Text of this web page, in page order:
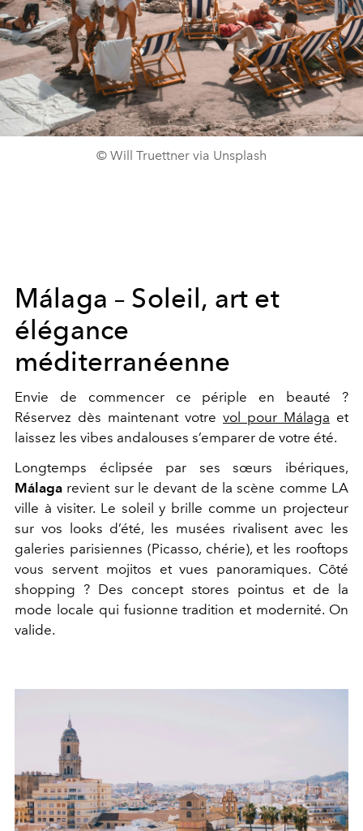
© Will Truettner via Unsplash
Málaga – Soleil, art et
élégance
méditerranéenne
Envie de commencer ce périple en beauté ?
Réservez dès maintenant votre vol pour Málaga et
laissez les vibes andalouses s’emparer de votre été.
Longtemps éclipsée par ses sœurs ibériques,
Málaga revient sur le devant de la scène comme LA
ville à visiter. Le soleil y brille comme un projecteur
sur vos looks d’été, les musées rivalisent avec les
galeries parisiennes (Picasso, chérie), et les rooftops
vous servent mojitos et vues panoramiques. Côté
shopping ? Des concept stores pointus et de la
mode locale qui fusionne tradition et modernité. On
valide.